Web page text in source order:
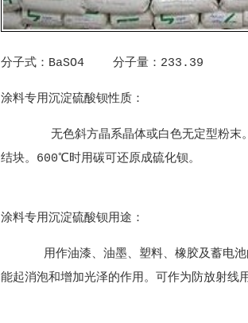
分子式：BaSO4 分子量：233.39
涂料专用沉淀硫酸钡性质：
无色斜方晶系晶体或白色无定型粉末。
结块。600℃时用碳可还原成硫化钡。
涂料专用沉淀硫酸钡用途：
用作油漆、油墨、塑料、橡胶及蓄电池的
能起消泡和增加光泽的作用。可作为防放射线